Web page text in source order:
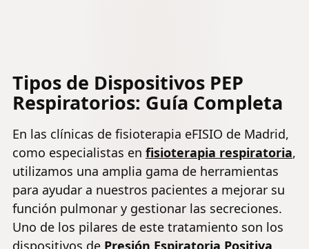
Tipos de Dispositivos PEP
Respiratorios: Guía Completa
En las clínicas de fisioterapia eFISIO de Madrid,
como especialistas en fisioterapia respiratoria,
utilizamos una amplia gama de herramientas
para ayudar a nuestros pacientes a mejorar su
función pulmonar y gestionar las secreciones.
Uno de los pilares de este tratamiento son los
dispositivos de Presión Espiratoria Positiva